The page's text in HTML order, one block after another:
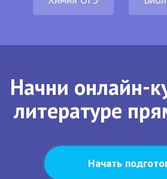
Начни онлайн-
литературе
Начать